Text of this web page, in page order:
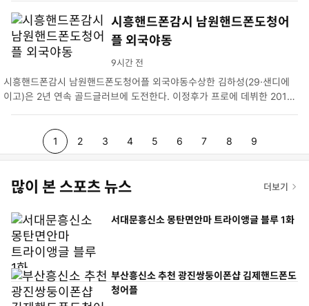
시흥핸드폰감시 남원핸드폰도청어
플 외국야동
시흥핸드폰감시 남원핸드폰도청어플 외국야동수상한 김하성(29·샌디에
이고)은 2년 연속 골드글러브에 도전한다. 이정후가 프로에 데뷔한 2017
9시간 전
p
a
g
1 p
g
e
2
g
3
g
e
4
e
5
e
6
e
7
e
8
e
9
많이 본 스포츠 뉴스 더보기
서대문흥신소 몽탄면안마 트라이앵글 블루 1화
부산흥신소 추천 광진쌍둥이폰샵 김제핸드폰도
청어플